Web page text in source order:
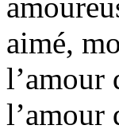
aimé,
l’amour